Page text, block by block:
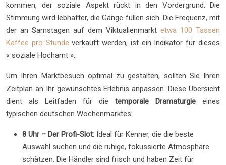
kommen, der soziale Aspekt rückt in den Vordergrund. Die
Stimmung wird lebhafter, die Gänge füllen sich. Die Frequenz, mit
der an Samstagen auf dem Viktualienmarkt etwa 100 Tassen
Kaffee pro Stunde verkauft werden, ist ein Indikator für dieses
« soziale Hochamt ».
Um Ihren Marktbesuch optimal zu gestalten, sollten Sie Ihren
Zeitplan an Ihr gewünschtes Erlebnis anpassen. Diese Übersicht
dient als Leitfaden für die temporale Dramaturgie eines
typischen deutschen Wochenmarktes:
8 Uhr – Der Profi-Slot: Ideal für Kenner, die die beste
Auswahl suchen und die ruhige, fokussierte Atmosphäre
schätzen. Die Händler sind frisch und haben Zeit für